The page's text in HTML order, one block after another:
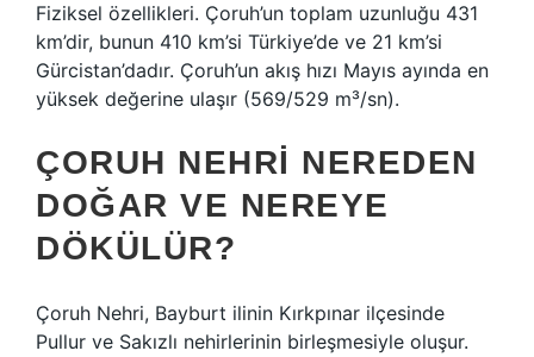
Fiziksel özellikleri. Çoruh’un toplam uzunluğu 431
km’dir, bunun 410 km’si Türkiye’de ve 21 km’si
Gürcistan’dadır. Çoruh’un akış hızı Mayıs ayında en
yüksek değerine ulaşır (569/529 m³/sn).
ÇORUH NEHRI NEREDEN
DOĞAR VE NEREYE
DÖKÜLÜR?
Çoruh Nehri, Bayburt ilinin Kırkpınar ilçesinde
Pullur ve Sakızlı nehirlerinin birleşmesiyle oluşur.